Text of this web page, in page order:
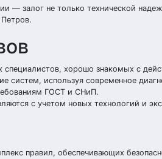
— залог не только технической
хорошо знакомых с
систем, используя современное
ГОСТ и СНиП.
с учетом новых технологий и
правил, обеспечивающих